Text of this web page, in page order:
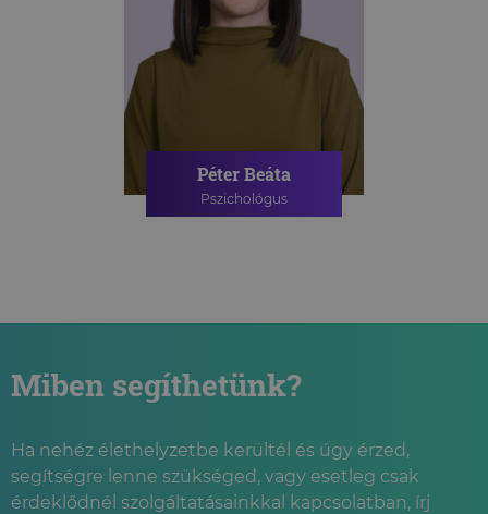
Péter Beáta
Pszichológus
Miben segíthetünk?
Ha nehéz élethelyzetbe kerültél és úgy érzed,
segítségre lenne szükséged, vagy esetleg csak
érdeklődnél szolgáltatásainkkal kapcsolatban, írj